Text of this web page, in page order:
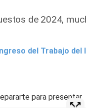
de 2024,
del Trabajo del